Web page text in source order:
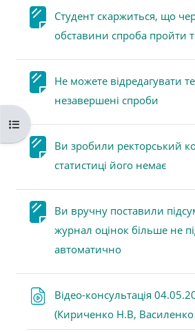
Відкритий покажчик курсу
Студент скаржиться, що
обставини спроба пройти
Не можете відредагувати
незавершені спроби
Ви зробили ректорський
статистиці його немає
Ви вручну поставили
журнал оцінок більше не
автоматичноСторінка
Відео-консультація
(Кириченко Н.В,